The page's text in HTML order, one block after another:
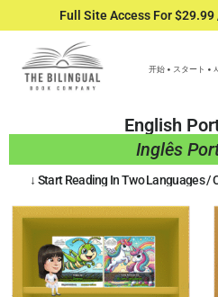
Full Site Access For
开始 • スタート •
English
Inglês
↓ Start Reading In Two Languages /